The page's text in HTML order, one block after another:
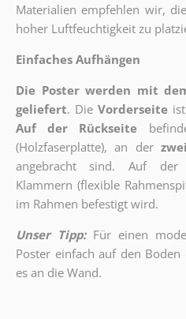
Materialien empfehlen wir,
hoher Luftfeuchtigkeit zu
Einfaches Aufhängen
Die Poster werden mit
geliefert. Die Vorderseite
Auf der Rückseite
(Holzfaserplatte), an der
angebracht sind.
Auf der
Klammern (flexible
im Rahmen befestigt wird.
Unser Tipp: Für einen
Poster einfach auf den
es an die Wand.